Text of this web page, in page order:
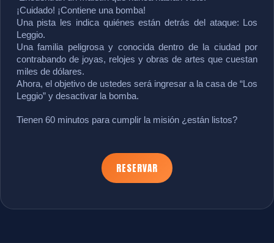
¡Cuidado! ¡Contiene una bomba!
Una pista les indica quiénes están detrás del ataque: Los
Leggio.
Una familia peligrosa y conocida dentro de la ciudad por
contrabando de joyas, relojes y obras de artes que cuestan
miles de dólares.
Ahora, el objetivo de ustedes será ingresar a la casa de “Los
Leggio” y desactivar la bomba.
Tienen 60 minutos para cumplir la misión ¿están listos?
RESERVAR